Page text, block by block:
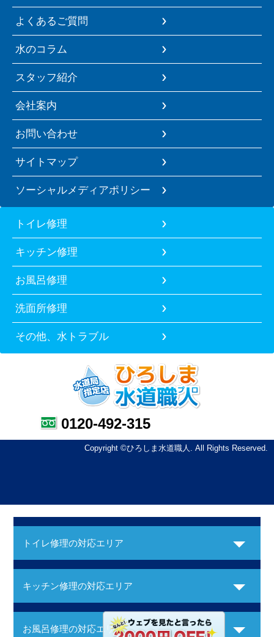
よくあるご質問
水のコラム
スタッフ紹介
会社案内
お問い合わせ
サイトマップ
ソーシャルメディアポリシー
トイレ修理
キッチン修理
お風呂修理
洗面所修理
その他、水トラブル
0120-492-315
Copyright ©ひろしま水道職人. All Rights Reserved.
トイレ修理の対応エリア
キッチン修理の対応エリア
お風呂修理の対応エリア